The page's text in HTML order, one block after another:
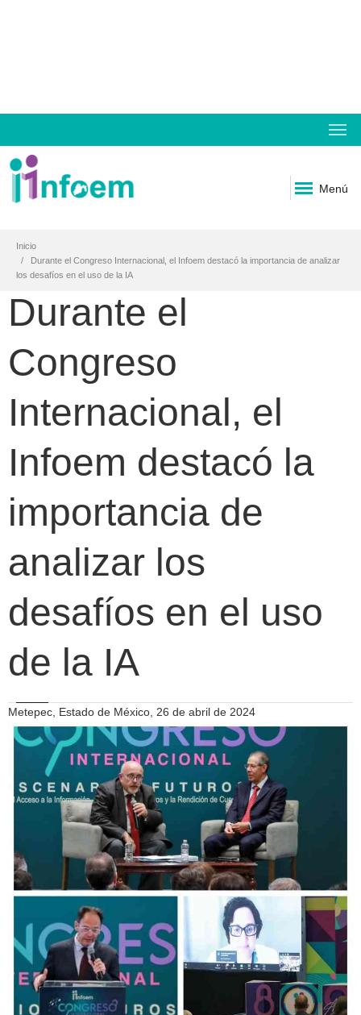
Menú
Inicio
Durante el Congreso Internacional, el Infoem destacó la importancia de analizar
los desafíos en el uso de la IA
Durante el
Congreso
Internacional, el
Infoem destacó la
importancia de
analizar los
desafíos en el uso
de la IA
Metepec, Estado de México, 26 de abril de 2024